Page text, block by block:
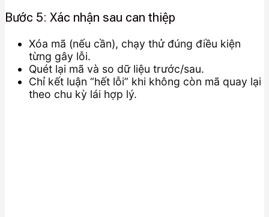
Bước 5: Xác nhận sau can thiệp
Xóa mã (nếu cần), chạy thử đúng điều kiện
từng gây lỗi.
Quét lại mã và so dữ liệu trước/sau.
Chỉ kết luận “hết lỗi” khi không còn mã quay lại
theo chu kỳ lái hợp lý.